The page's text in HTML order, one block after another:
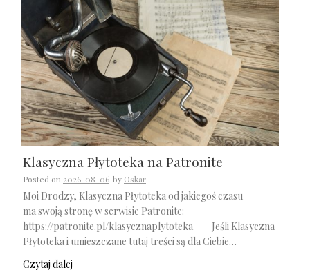
Klasyczna Płytoteka na Patronite
Posted on 2026-08-06 by Oskar
Moi Drodzy, Klasyczna Płytoteka od jakiegoś czasu
ma swoją stronę w serwisie Patronite:
https://patronite.pl/klasycznaplytoteka Jeśli Klasyczna
Płytoteka i umieszczane tutaj treści są dla Ciebie…
Czytaj dalej